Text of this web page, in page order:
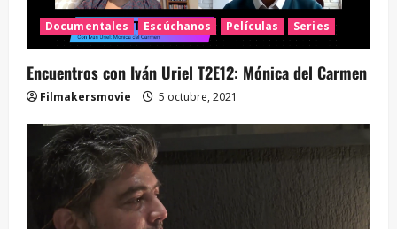
Documentales Escúchanos Películas Series
Encuentros con Iván Uriel T2E12: Mónica del Carmen
Filmakersmovie 5 octubre, 2021